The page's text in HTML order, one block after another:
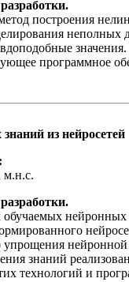
построения
неполных
значения.
программное
из нейросетей
м.н.с.
нейронных
упрощения
знаний
технологий и